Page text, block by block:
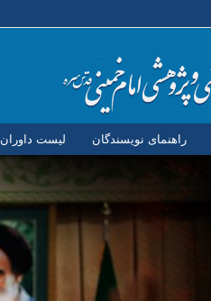
راهنمای نویسندگان لیست داوران